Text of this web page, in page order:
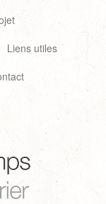
Liens utiles